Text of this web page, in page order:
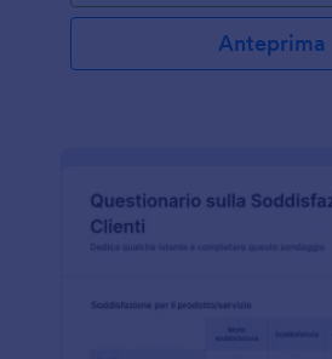
costruttore di moduli online con
and-drop intuitiva, offre una vasta
funzionalità e prodotti che
Dropbox, garantendo il
dati.Con Jotform Sign, una
firma elettronica, è anche
sintesi, Jotform rappresenta una
rendendo la raccolta di
Anteprima